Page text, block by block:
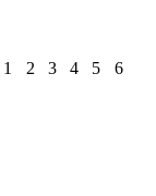
1 2 3 4 5 6